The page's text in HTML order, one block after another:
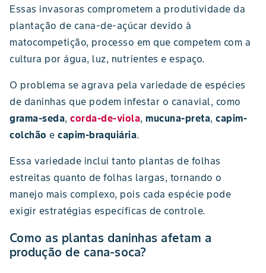
Essas invasoras comprometem a produtividade da
plantação de cana-de-açúcar devido à
matocompetição, processo em que competem com a
cultura por água, luz, nutrientes e espaço.
O problema se agrava pela variedade de espécies
de daninhas que podem infestar o canavial, como
grama-seda, corda-de-viola, mucuna-preta, capim-
colchão e capim-braquiária.
Essa variedade inclui tanto plantas de folhas
estreitas quanto de folhas largas, tornando o
manejo mais complexo, pois cada espécie pode
exigir estratégias específicas de controle.
Como as plantas daninhas afetam a
produção de cana-soca?